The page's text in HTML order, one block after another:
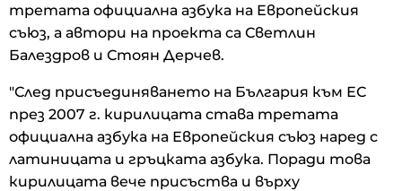
третата официална азбука на Европейския
съюз, а автори на проекта са Светлин
Балездров и Стоян Дерчев.
"След присъединяването на България към ЕС
през 2007 г. кирилицата става третата
официална азбука на Европейския съюз наред с
латиницата и гръцката азбука. Поради това
кирилицата вече присъства и върху